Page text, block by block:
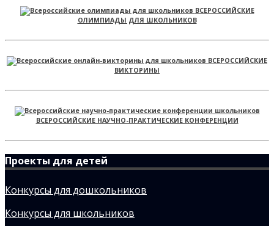
ВСЕРОССИЙСКИЕ
ОЛИМПИАДЫ ДЛЯ ШКОЛЬНИКОВ
ВСЕРОССИЙСКИЕ
ВИКТОРИНЫ
ВСЕРОССИЙСКИЕ НАУЧНО-ПРАКТИЧЕСКИЕ КОНФЕРЕНЦИИ
Проекты для детей
Конкурсы для дошкольников
Конкурсы для школьников